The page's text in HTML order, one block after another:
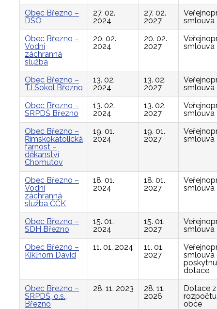
Obec Březno –
DSO
27. 02.
2024
27. 02.
2027
smlouva
Obec Březno –
Vodní
záchranná
služba
20. 02.
2024
20. 02.
2027
smlouva
Obec Březno –
TJ Sokol Březno
13. 02.
2024
13. 02.
2027
smlouva
Obec Březno –
SRPDŠ Březno
13. 02.
2024
13. 02.
2027
smlouva
Obec Březno –
Římskokatolická
farnost –
děkanství
Chomutov
19. 01.
2024
19. 01.
2027
smlouva
Obec Březno –
Vodní
záchranná
služba ČČK
18. 01.
2024
18. 01.
2027
smlouva
Obec Březno –
SDH Březno
15. 01.
2024
15. 01.
2027
smlouva
Obec Březno –
Kiklhorn David
11. 01. 2024
11. 01.
2027
smlouva
dotace
Obec Březno –
SRPDŠ, o.s.,
Březno
28. 11. 2023
28. 11.
2026
Dotace z
rozpočtu
obce